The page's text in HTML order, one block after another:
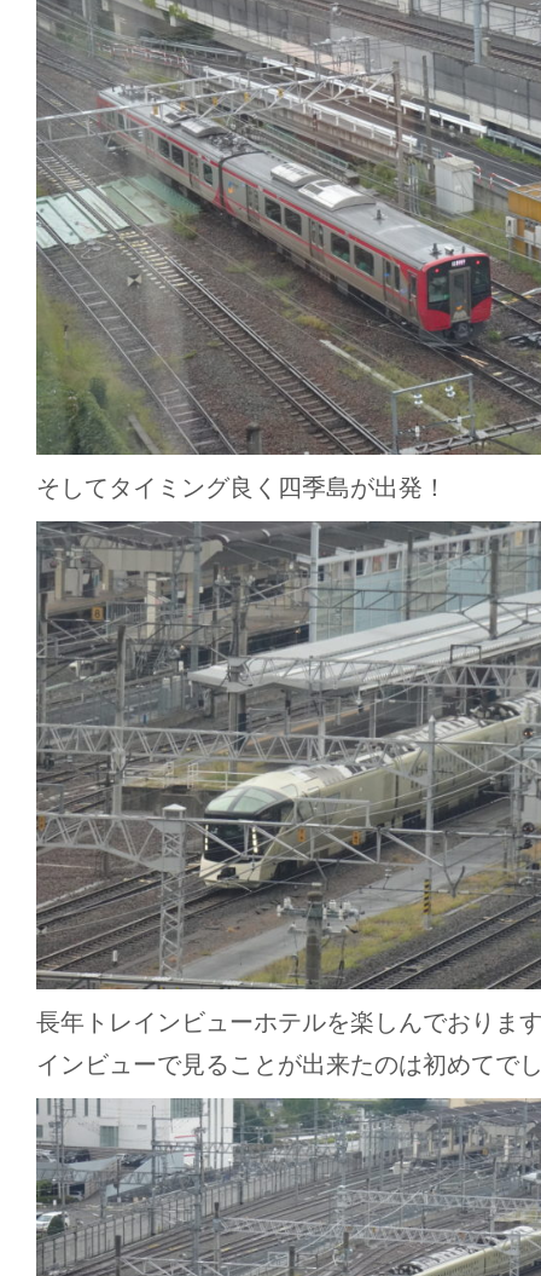
そしてタイミング良く四季島が出発！
長年トレインビューホテルを楽しんでおりま
インビューで見ることが出来たのは初めてで